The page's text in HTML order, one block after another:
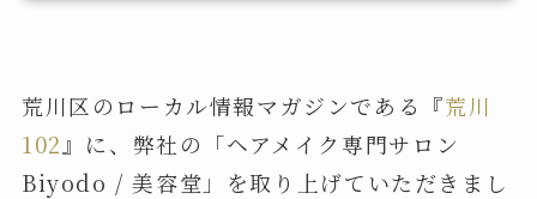
荒川区のローカル情報マガジンである『荒川
102 』に、弊社の「ヘアメイク専門サロン
Biyodo / 美容堂」を取り上げていただきまし